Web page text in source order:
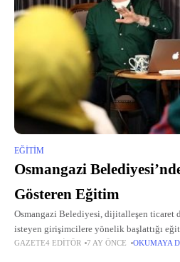
EĞITIM
Osmangazi
Gösteren Eğitim
Osmangazi Belediyesi, dijitalleşen ticaret
isteyen girişimcilere yönelik başlattığı
uğraşan ya da bu alana adım atmak
GAZETE4 EDITÖR 7 AY ÖNCE OKUMAYA